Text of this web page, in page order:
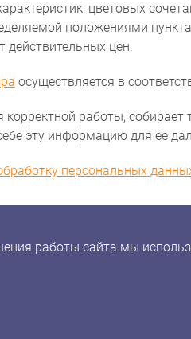
цветовых
положениями
действительных цен.
осуществляется в
корректной работы,
эту информацию для ее
персональных
работы сайта мы